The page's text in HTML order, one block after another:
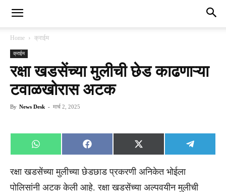
Home क्राईम
क्राईम
रक्षा खडसेंच्या मुलीची छेड काढणाऱ्या
टवाळखोरास अटक
By News Desk - मार्च 2, 2025
Share
on
WhatsApp
Share
on
Facebook
Share
on
X
(Twitter)
Share
on
रक्षा खडसेंच्या मुलीच्या छेडछाड प्रकरणी अनिकेत भोईला
पोलिसांनी अटक केली आहे. रक्षा खडसेंच्या अल्पवयीन मुलीची